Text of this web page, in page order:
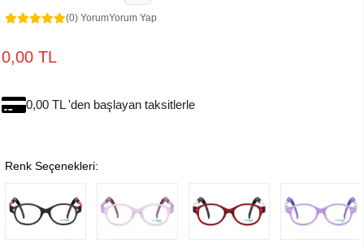
(0) YorumYorum Yap
0,00 TL
0,00 TL 'den başlayan taksitlerle
Renk Seçenekleri: